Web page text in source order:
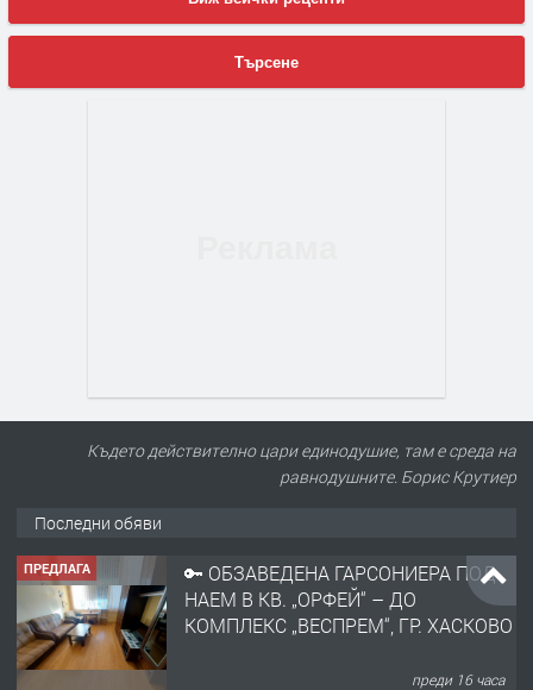
Търсене
Където действително цари единодушие, там е среда на
равнодушните. Борис Крутиер
Последни обяви
ПРЕДЛАГА
🔑 ОБЗАВЕДЕНА ГАРСОНИЕРА ПОД
НАЕМ В КВ. „ОРФЕЙ“ – ДО
КОМПЛЕКС „ВЕСПРЕМ“, ГР. ХАСКОВО
преди 16 часа